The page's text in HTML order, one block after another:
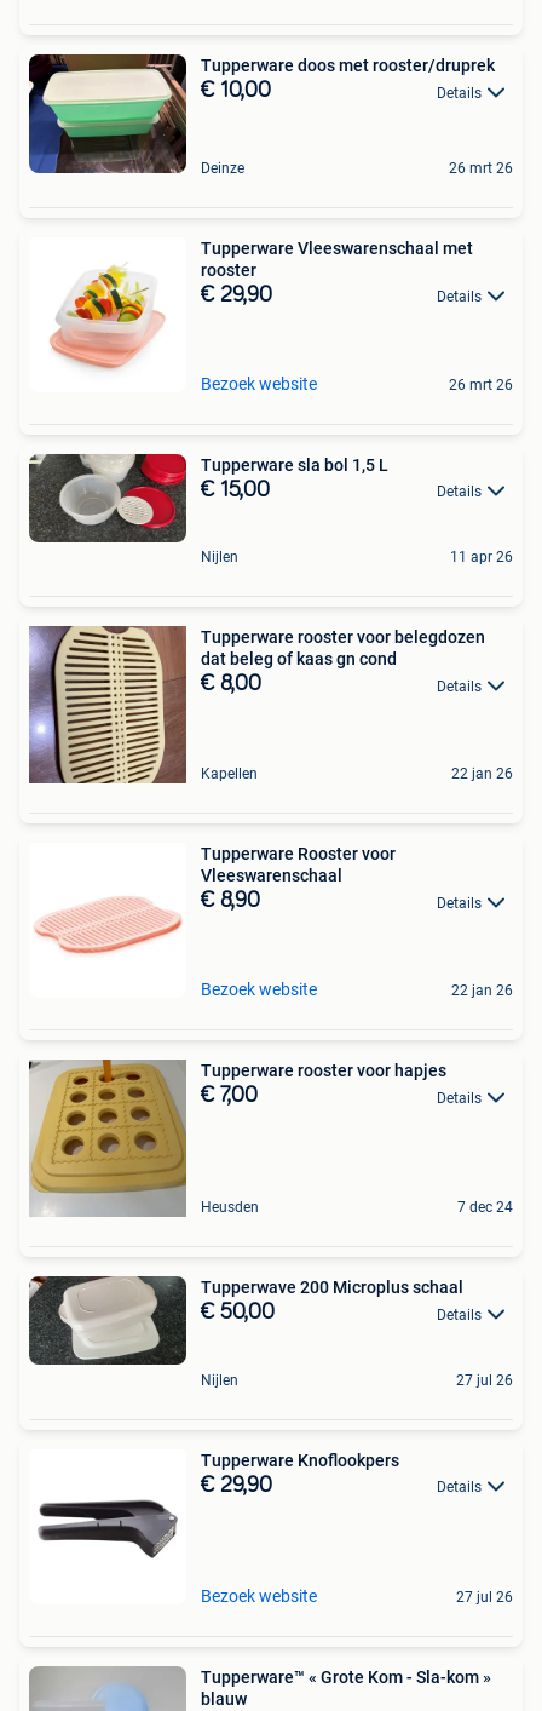
Tupperware doos met rooster/druprek
€ 10,00 Details
Deinze 26 mrt 26
Tupperware Vleeswarenschaal met
rooster
€ 29,90 Details
Bezoek website 26 mrt 26
Tupperware sla bol 1,5 L
€ 15,00 Details
Nijlen 11 apr 26
Tupperware rooster voor belegdozen
dat beleg of kaas gn cond
€ 8,00 Details
Kapellen 22 jan 26
Tupperware Rooster voor
Vleeswarenschaal
€ 8,90 Details
Bezoek website 22 jan 26
Tupperware rooster voor hapjes
€ 7,00 Details
Heusden 7 dec 24
Tupperwave 200 Microplus schaal
€ 50,00 Details
Nijlen 27 jul 26
Tupperware Knoflookpers
€ 29,90 Details
Bezoek website 27 jul 26
Tupperware™ « Grote Kom - Sla-kom »
blauw